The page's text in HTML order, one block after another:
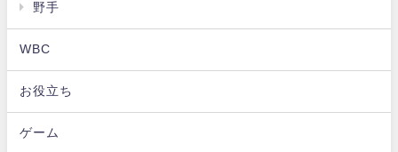
野手
WBC
お役立ち
ゲーム